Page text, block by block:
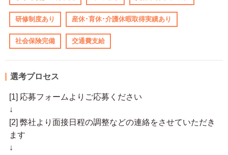
研修制度あり 産休･育休･介護休暇取得実績あり
社会保険完備 交通費支給
選考プロセス
[1] 応募フォームよりご応募ください
↓
[2] 弊社より面接日程の調整などの連絡をさせていただき
ます
↓